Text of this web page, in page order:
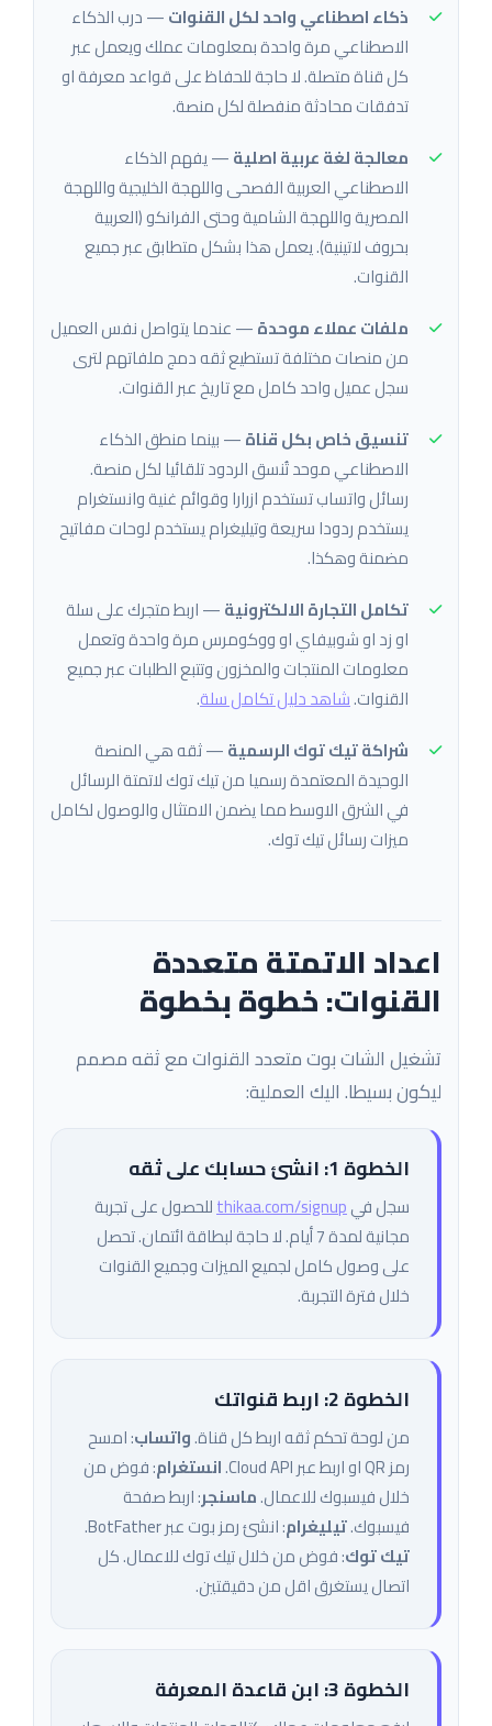
ذكاء اصطناعي واحد لكل القنوات— درب الذكاء
الاصطناعي مرة واحدة بمعلومات عملك ويعمل عبر
كل قناة متصلة. لا حاجة للحفاظ على قواعد معرفة او
تدفقات محادثة منفصلة لكل منصة.
معالجة لغة عربية اصلية— يفهم الذكاء
الاصطناعي العربية الفصحى واللهجة الخليجية واللهجة
المصرية واللهجة الشامية وحتى الفرانكو (العربية
بحروف لاتينية). يعمل هذا بشكل متطابق عبر جميع
القنوات.
ملفات عملاء موحدة— عندما يتواصل نفس العميل
من منصات مختلفة تستطيع ثقه دمج ملفاتهم لترى
سجل عميل واحد كامل مع تاريخ عبر القنوات.
تنسيق خاص بكل قناة— بينما منطق الذكاء
الاصطناعي موحد تُنسق الردود تلقائيا لكل منصة.
رسائل واتساب تستخدم ازرارا وقوائم غنية وانستغرام
يستخدم ردودا سريعة وتيليغرام يستخدم لوحات مفاتيح
مضمنة وهكذا.
تكامل التجارة الالكترونية— اربط متجرك على سلة
او زد او شوبيفاي او ووكومرس مرة واحدة وتعمل
معلومات المنتجات والمخزون وتتبع الطلبات عبر جميع
القنوات.شاهد دليل تكامل سلة.
شراكة تيك توك الرسمية— ثقه هي المنصة
الوحيدة المعتمدة رسميا من تيك توك لاتمتة الرسائل
في الشرق الاوسط مما يضمن الامتثال والوصول لكامل
ميزات رسائل تيك توك.
اعداد الاتمتة متعددة
القنوات: خطوة بخطوة
تشغيل الشات بوت متعدد القنوات مع ثقه مصمم
ليكون بسيطا. اليك العملية:
الخطوة 1: انشئ حسابك على ثقه
سجل فيthikaa.com/signupللحصول على تجربة
مجانية لمدة 7 أيام. لا حاجة لبطاقة ائتمان. تحصل
على وصول كامل لجميع الميزات وجميع القنوات
خلال فترة التجربة.
الخطوة 2: اربط قنواتك
من لوحة تحكم ثقه اربط كل قناة.واتساب: امسح
رمز QR او اربط عبر Cloud API.
انستغرام: فوض من
خلال فيسبوك للاعمال.ماسنجر: اربط صفحة
فيسبوك.تيليغرام: انشئ رمز بوت عبر BotFather.
تيك توك: فوض من خلال تيك توك للاعمال. كل
اتصال يستغرق اقل من دقيقتين.
الخطوة 3: ابن قاعدة المعرفة